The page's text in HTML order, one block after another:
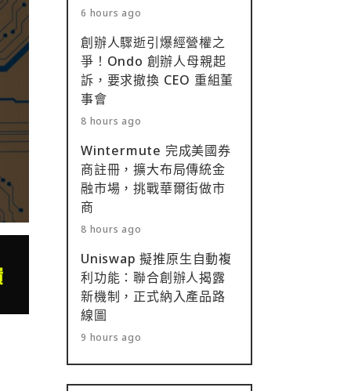
6 hours ago
創辦人驟逝引爆經營權之
爭！Ondo 創辦人母親起
訴，要求撤換 CEO 重組董
事會
8 hours ago
Wintermute 完成美國券
商註冊，擴大布局傳統金
融市場，挑戰華爾街做市
商
8 hours ago
Uniswap 擬推原生自動複
利功能：聯合創辦人揭露
新機制，正式納入產品路
線圖
9 hours ago